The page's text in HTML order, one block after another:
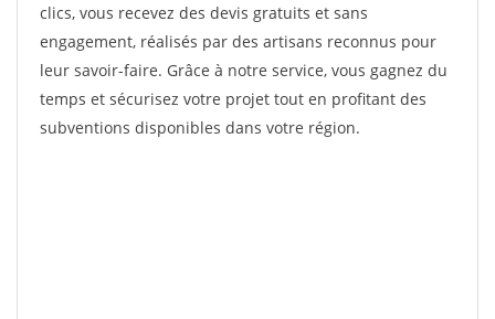
clics, vous recevez des devis gratuits et sans
engagement, réalisés par des artisans reconnus pour
leur savoir-faire. Grâce à notre service, vous gagnez du
temps et sécurisez votre projet tout en profitant des
subventions disponibles dans votre région.